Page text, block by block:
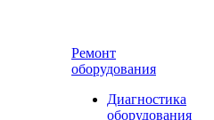
Ремонт
оборудования
Диагностика
оборудования